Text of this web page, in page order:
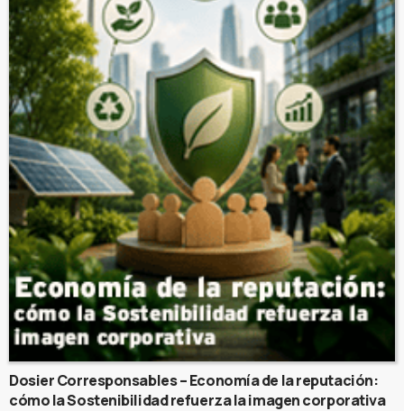
Dosier Corresponsables – Economía de la reputación:
cómo la Sostenibilidad refuerza la imagen corporativa